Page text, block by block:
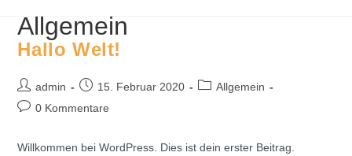
Allgemein
Hallo Welt!
Beitrags-
Autor:
admin
Beitrag15. Februar 2020
Beitrags-
Allgemein
Beitrags-
0 Kommentare
Willkommen bei WordPress. Dies ist dein erster Beitrag.